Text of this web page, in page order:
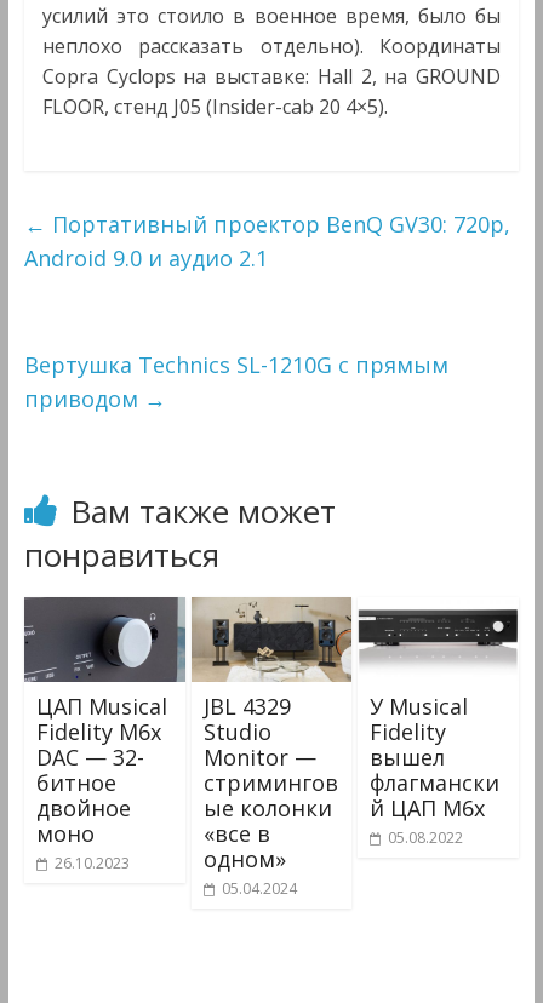
усилий это стоило в военное время, было бы
неплохо рассказать отдельно). Координаты
Copra Cyclops на выставке: Hall 2, на GROUND
FLOOR, стенд J05 (Insider-cab 20 4×5).
← Портативный проектор BenQ GV30: 720p,
Android 9.0 и аудио 2.1
Вертушка Technics SL-1210G с прямым
приводом →
Вам также может
понравиться
ЦАП Musical
Fidelity M6x
DAC — 32-
битное
двойное
моно
26.10.2023
JBL 4329
Studio
Monitor —
стримингов
ые колонки
«все в
одном»
05.04.2024
У Musical
Fidelity
вышел
флагмански
й ЦАП M6x
05.08.2022